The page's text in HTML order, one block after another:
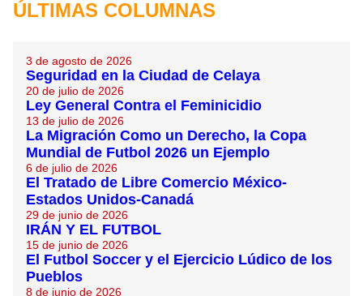
ÚLTIMAS COLUMNAS
3 de agosto de 2026
Seguridad en la Ciudad de Celaya
20 de julio de 2026
Ley General Contra el Feminicidio
13 de julio de 2026
La Migración Como un Derecho, la Copa
Mundial de Futbol 2026 un Ejemplo
6 de julio de 2026
El Tratado de Libre Comercio México-
Estados Unidos-Canadá
29 de junio de 2026
IRÁN Y EL FUTBOL
15 de junio de 2026
El Futbol Soccer y el Ejercicio Lúdico de los
Pueblos
8 de junio de 2026